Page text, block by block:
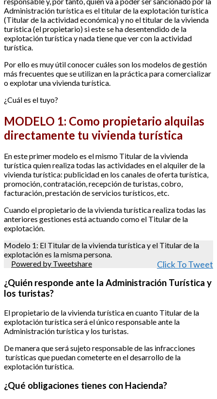
Administración turística es el titular de la explotación turística
(Titular de la actividad económica) y no el titular de la vivienda
turística (el propietario) si este se ha desentendido de la
explotación turística y nada tiene que ver con la actividad
turística.
Por ello es muy útil conocer cuáles son los modelos de gestión
más frecuentes que se utilizan en la práctica para comercializar
o explotar una vivienda turística.
¿Cuál es el tuyo?
MODELO 1: Como propietario alquilas
directamente tu vivienda turística
En este primer modelo es el mismo Titular de la vivienda
turística quien realiza todas las actividades en el alquiler de la
vivienda turística: publicidad en los canales de oferta turística,
promoción, contratación, recepción de turistas, cobro,
facturación, prestación de servicios turísticos, etc.
Cuando el propietario de la vivienda turística realiza todas las
anteriores gestiones está actuando como el Titular de la
explotación.
Modelo 1: El Titular de la vivienda turística y el Titular de la
explotación es la misma persona.
Powered by Tweetshare
Click To Tweet
¿Quién responde ante la Administración Turística y
los turistas?
El propietario de la vivienda turística en cuanto Titular de la
explotación turística será el único responsable ante la
Administración turística y los turistas.
De manera que será sujeto responsable de las infracciones
turísticas que puedan cometerte en el desarrollo de la
explotación turística.
¿Qué obligaciones tienes con Hacienda?